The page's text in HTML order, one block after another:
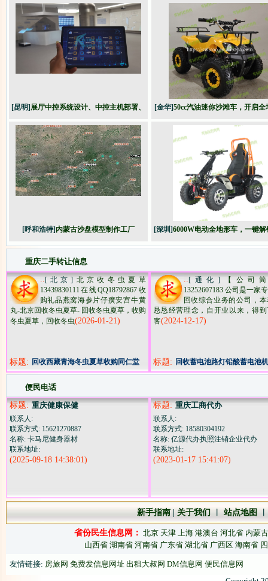
[昆明] 展厅中控系统设计、中控主机部署、
编程
[金华]50cc汽油迷你沙滩车，开启全
险之旅​，解锁乐趣驾驶体验！
[呼和浩特] 内蒙古沙盘模型制作工厂 [深圳]6000W电动全地形车，一键解
新高度！
重庆二手转让信息
..[北京] 北京收冬虫夏草
13439830111在线QQ18792867收
购礼品燕窝海参片仔癀安宫牛黄
丸-北京回收冬虫夏草- 回收冬虫夏草，收购
冬虫夏草，回收冬虫(2026-01-21)
标题: 回收西藏青海冬虫夏草收购同仁堂
冬虫夏草海参燕窝鱼胶
..[通化] 【公司
13252607183 公司是一家
回收综合业务的公​‌‌司，
恳恳经营理念，自开业以来，得
客(2024-12-17)
标题: 回收蓄电池路灯铅酸蓄电池
电池
便民电话
标题: 重庆健康保健
联系人:
联系方式: 15621270887
名称: 卡马尼健身器材
联系地址:
(2025-09-18 14:38:01)
标题: 重庆工商代办
联系人:
联系方式: 18580304192
名称: 亿源代办执照注销企业代办
联系地址:
(2023-01-17 15:41:07)
新手指南 关于我们 ︱站点地图
省份民生信息网： 北京 天津 上海 港澳台 河北省 内蒙古
山西省 湖南省 河南省 广东省 湖北省 广西区 海南省
友情链接: 房旅网 免费发信息网址 出租大叔网 DM信息网 便民信息网